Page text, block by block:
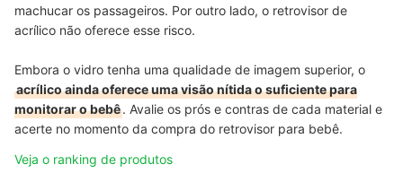
machucar os passageiros. Por outro lado, o retrovisor de
acrílico não oferece esse risco.
Embora o vidro tenha uma qualidade de imagem superior, o
acrílico ainda oferece uma visão nítida o suficiente para
monitorar o bebê. Avalie os prós e contras de cada material e
acerte no momento da compra do retrovisor para bebê.
Veja o ranking de produtos